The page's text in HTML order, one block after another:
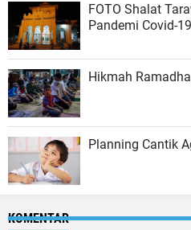
FOTO Shalat
Pandemi Covid-19
Hikmah
Planning Cantik
KOMENTAR